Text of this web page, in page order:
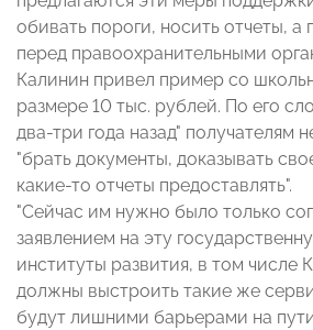
обивать пороги, носить отчеты, а
перед правоохранительными
Калинин привел пример со
размере 10 тыс. рублей. По его
два-три года назад" получателям
"брать документы, доказывать
какие-то отчеты предоставлять".
"Сейчас им нужно было только
заявлением на эту
институты развития, в том
должны выстроить такие же
будут лишними барьерами на